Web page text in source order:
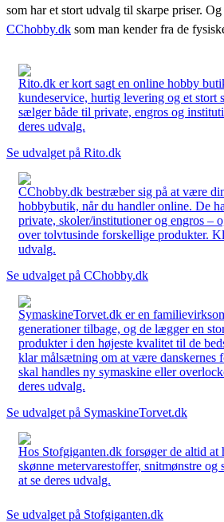
som har et stort udvalg til skarpe priser.
CChobby.dk som man kender fra de
Rito.dk er kort sagt en online hobby
kundeservice, hurtig levering og et stort
sælger både til private, engros og
deres udvalg.
Se udvalget på Rito.dk
CChobby.dk bestræber sig på at være
hobbybutik, når du handler online. De
private, skoler/institutioner og engros –
over tolvtusinde forskellige produkter.
udvalg.
Se udvalget på CChobby.dk
SymaskineTorvet.dk er en
generationer tilbage, og de lægger en
produkter i den højeste kvalitet til de
klar målsætning om at være danskernes
skal handles ny symaskine eller
deres udvalg.
Se udvalget på SymaskineTorvet.dk
Hos Stofgiganten.dk forsøger de altid at
skønne metervarestoffer, snitmønstre
at se deres udvalg.
Se udvalget på Stofgiganten.dk